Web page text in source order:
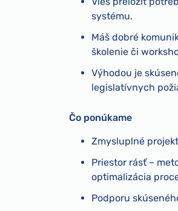
systému.
Máš dobré
školenie či
Výhodou je
legislatívnych
Čo ponúkame
Zmysluplné
Priestor rásť –
optimalizácia
Podporu